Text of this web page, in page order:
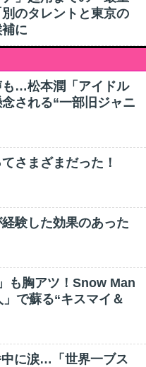
のタレントと東京の
に
も…松本潤「アイドル
される“一部旧ジャニ
さまざまだった！
験した効果のあった
も胸アツ！Snow Man
で蘇る“キスマイ＆
に涙…「世界一ブス